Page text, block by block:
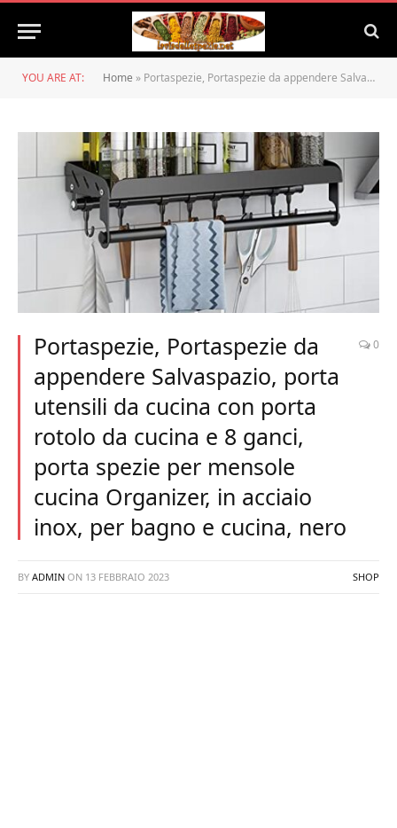
YOU ARE AT: Home » Portaspezie, Portaspezie da appendere Salvaspazio, porta utensili da cucina con porta rotolo da cucina e 8 ganci, porta spezie per mensole cucina Organizer, in acciaio inox, per bagno e cucina, nero
Portaspezie, Portaspezie da
appendere Salvaspazio, porta
utensili da cucina con porta
rotolo da cucina e 8 ganci,
porta spezie per mensole
cucina Organizer, in acciaio
inox, per bagno e cucina, nero
0
BY ADMIN ON 13 FEBBRAIO 2023 SHOP